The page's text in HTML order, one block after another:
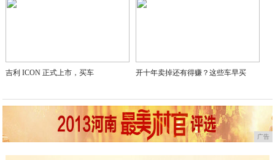
吉利 ICON 正式上市，买车 开十年卖掉还有得赚？这些车早买
广告